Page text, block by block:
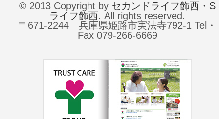
© 2013 Copyright by セカンドライフ飾西・S
ライフ飾西. All rights reserved.
〒671-2244 兵庫県姫路市実法寺792-1 Tel・
Fax 079-266-6669